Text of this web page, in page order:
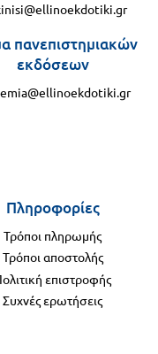
πανεπιστημιακών
εκδόσεων
Πληροφορίες
Τρόποι πληρωμής
Τρόποι αποστολής
επιστροφής
Συχνές ερωτήσεις